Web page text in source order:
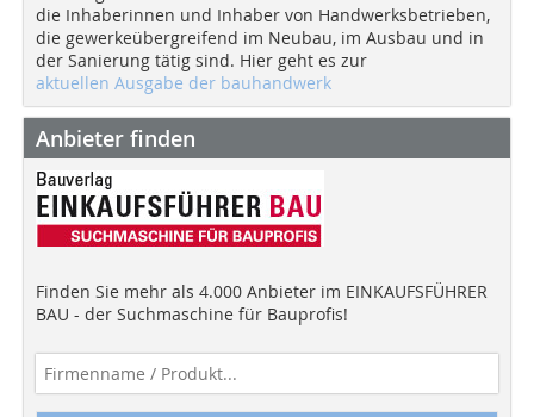
die Inhaberinnen und Inhaber von Handwerksbetrieben,
die gewerkeübergreifend im Neubau, im Ausbau und in
der Sanierung tätig sind. Hier geht es zur
aktuellen Ausgabe der bauhandwerk
Anbieter finden
Finden Sie mehr als 4.000 Anbieter im EINKAUFSFÜHRER
BAU - der Suchmaschine für Bauprofis!